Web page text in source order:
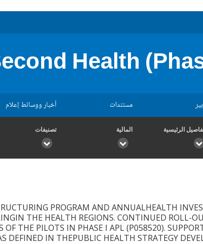
Health
مستندات أخبار ووسائط إعلام
الرئيسية المالية تصنيفات
PROGRAM AND ANNUALHEALTH
THE HEALTH REGIONS. CONTINUED ROLL-
OF THE PILOTS IN PHASE I APL (P058520).
IN THEPUBLIC HEALTH STRATEGY